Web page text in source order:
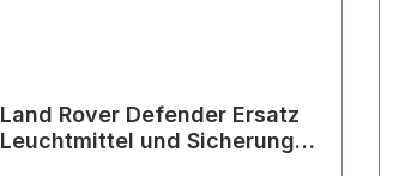
Land Rover Defender Ersatz
Leuchtmittel und Sicherung